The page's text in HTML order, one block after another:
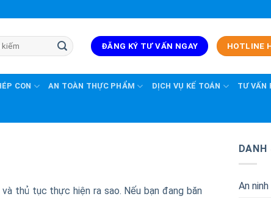
ĐĂNG KÝ TƯ VẤN NGAY HOTLINE
CON AN TOÀN THỰC PHẨM DỊCH VỤ KẾ TOÁN TƯ VẤN
thủ tục thực hiện ra sao. Nếu bạn đang băn
DANH
An